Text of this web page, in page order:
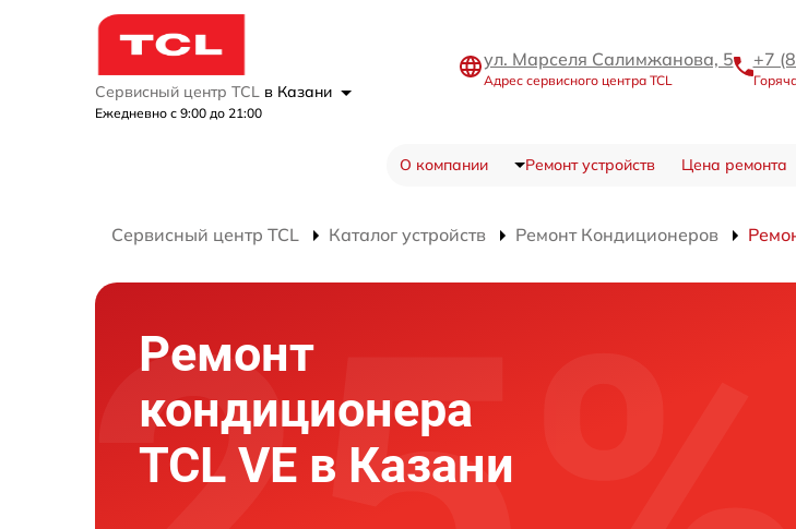
Сервисный центр TCL в Казани
Ежедневно с 9:00 до 21:00
ул. Марселя Салимжанова, 5
Адрес сервисного центра TCL
+7
О компании Ремонт устройств Цена ремонта
Сервисный центр TCL Каталог устройств Ремонт Кондиционеров
Ремонт
кондиционера
TCL VE в Казани